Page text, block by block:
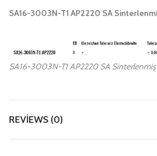
SA16-3003N-T1 AP2220 SA
SA16-3003N-T1 AP2220 SA Sinterlenmiş
REVIEWS (0)